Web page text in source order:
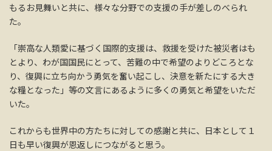
もるお見舞いと共に、様々な分野での支援の手が差しのべられ
た。
「崇高な人類愛に基づく国際的支援は、救援を受けた被災者はも
とより、わが国国民にとって、苦難の中で希望のよりどころとな
り、復興に立ち向かう勇気を奮い起こし、決意を新たにする大き
な糧となった」等の文言にあるように多くの勇気と希望をいただ
いた。
これからも世界中の方たちに対しての感謝と共に、日本として１
日も早い復興が恩返しにつながると思う。